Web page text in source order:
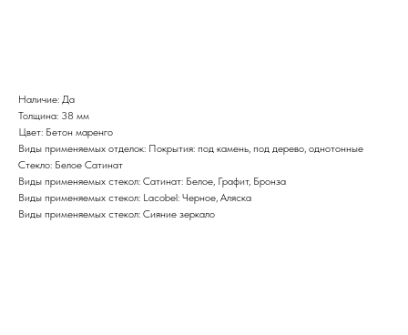
Наличие: Да
Толщина: 38 мм
Цвет: Бетон маренго
Виды применяемых отделок: Покрытия: под камень, под дерево, однотонные
Стекло: Белое Сатинат
Виды применяемых стекол: Сатинат: Белое, Графит, Бронза
Виды применяемых стекол: Lacobel: Черное, Аляска
Виды применяемых стекол: Сияние зеркало